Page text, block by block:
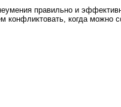
правильно и
конфликтовать, когда можно